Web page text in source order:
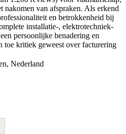
nakomen van afspraken. Als erkend
en betrokkenheid bij
installatie-, elektrotechniek-
persoonlijke benadering en
toe kritiek geweest over facturering
Nederland